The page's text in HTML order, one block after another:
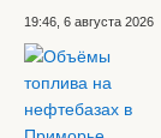
19:46, 6 августа 2026